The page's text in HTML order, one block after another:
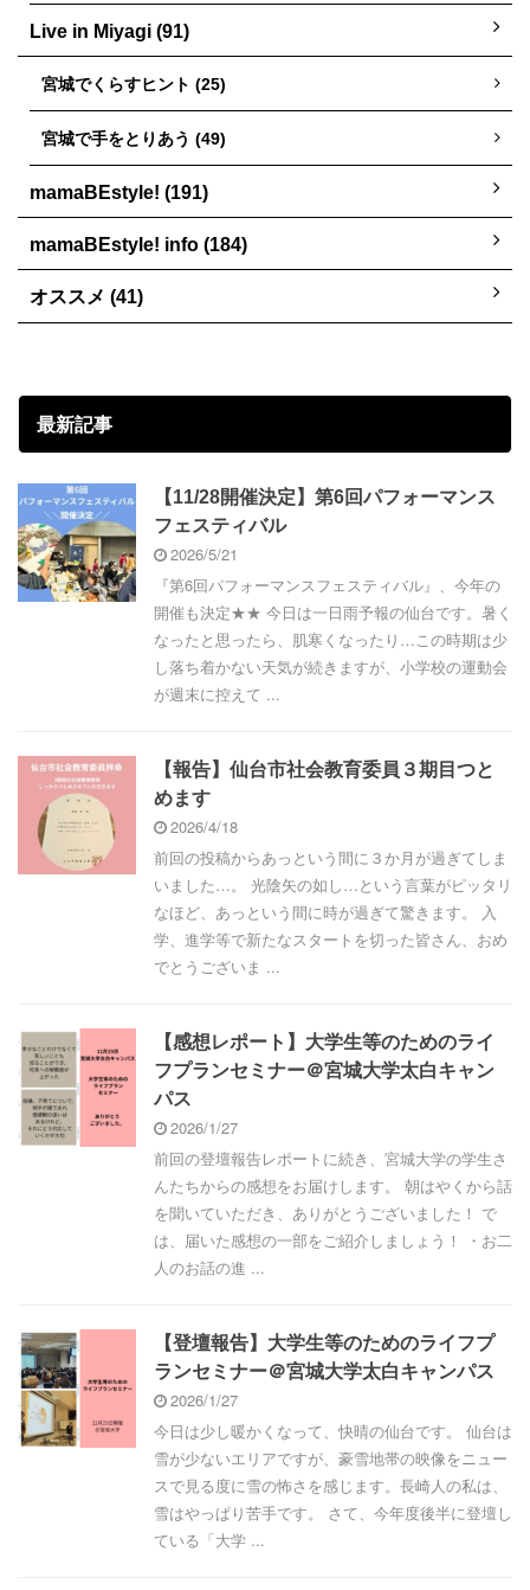
Live in Miyagi (91)
宮城でくらすヒント (25)
宮城で手をとりあう (49)
mamaBEstyle! (191)
mamaBEstyle! info (184)
オススメ (41)
最新記事
【11/28開催決定】第6回パフォーマンス
フェスティバル
2026/5/21
『第6回パフォーマンスフェスティバル』、今年の
開催も決定★★ 今日は一日雨予報の仙台です。暑く
なったと思ったら、肌寒くなったり…この時期は少
し落ち着かない天気が続きますが、小学校の運動会
が週末に控えて ...
【報告】仙台市社会教育委員３期目つと
めます
2026/4/18
前回の投稿からあっという間に３か月が過ぎてしま
いました…。 光陰矢の如し…という言葉がピッタリ
なほど、あっという間に時が過ぎて驚きます。 入
学、進学等で新たなスタートを切った皆さん、おめ
でとうございま ...
【感想レポート】大学生等のためのライ
フプランセミナー＠宮城大学太白キャン
パス
2026/1/27
前回の登壇報告レポートに続き、宮城大学の学生さ
んたちからの感想をお届けします。 朝はやくから話
を聞いていただき、ありがとうございました！ で
は、届いた感想の一部をご紹介しましょう！ ・お二
人のお話の進 ...
【登壇報告】大学生等のためのライフプ
ランセミナー＠宮城大学太白キャンパス
2026/1/27
今日は少し暖かくなって、快晴の仙台です。 仙台は
雪が少ないエリアですが、豪雪地帯の映像をニュー
スで見る度に雪の怖さを感じます。長崎人の私は、
雪はやっぱり苦手です。 さて、今年度後半に登壇し
ている「大学 ...